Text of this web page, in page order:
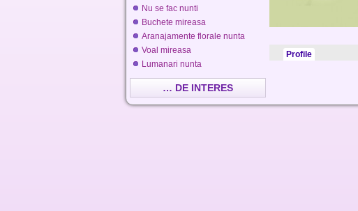
Nu se fac nunti
Buchete mireasa
Aranajamente florale nunta
Voal mireasa
Lumanari nunta
… DE INTERES
Profile